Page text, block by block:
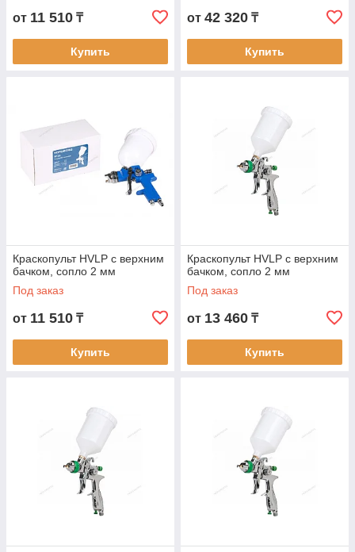
от 11 510 ₸
Купить
от 42 320 ₸
Купить
Краскопульт HVLP с верхним
бачком, сопло 2 мм
Под заказ
от 11 510 ₸
Купить
Краскопульт HVLP с верхним
бачком, сопло 2 мм
Под заказ
от 13 460 ₸
Купить